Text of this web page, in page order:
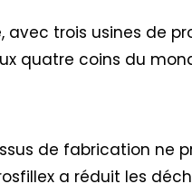
trois usines de
quatre coins du
de fabrication ne
a réduit les